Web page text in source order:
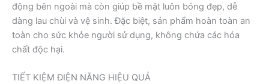
động bên ngoài mà còn giúp bề mặt luôn bóng đẹp, dễ
dàng lau chùi và vệ sinh. Đặc biệt, sản phẩm hoàn toàn an
toàn cho sức khỏe người sử dụng, không chứa các hóa
chất độc hại.
TIẾT KIỆM ĐIỆN NĂNG HIỆU QUẢ